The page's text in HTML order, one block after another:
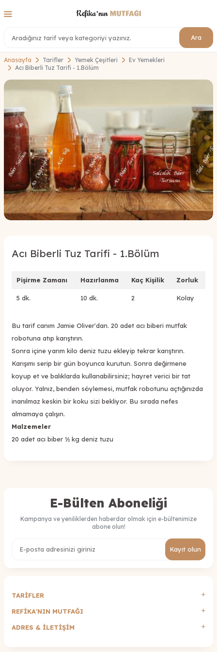
Ara
Anasayfa Tarifler Yemek Çeşitleri
Ev Yemekleri
Acı Biberli Tuz Tarifi - 1.Bölüm
Acı Biberli Tuz Tarifi - 1.Bölüm
Pişirme Zamanı Hazırlanma Kaç Kişilik Zorluk
5 dk. 10 dk. 2 Kolay
Bu tarif canım Jamie Oliver'dan. 20 adet acı biberi mutfak
robotuna atıp karıştırın.
Sonra içine yarım kilo deniz tuzu ekleyip tekrar karıştırın.
Karışımı serip bir gün boyunca kurutun. Sonra değirmene
koyup et ve balıklarda kullanabilirsiniz; hayret verici bir tat
oluyor. Yalnız, benden söylemesi, mutfak robotunu açtığınızda
inanılmaz keskin bir koku sizi bekliyor. Bu sırada nefes
almamaya çalışın.
Malzemeler
20 adet acı biber ½ kg deniz tuzu
E-Bülten Aboneliği
Kampanya ve yeniliklerden haberdar olmak için e-bültenimize
abone olun!
Kayıt olun
TARİFLER
REFİKA'NIN MUTFAĞI
ADRES & İLETIŞIM